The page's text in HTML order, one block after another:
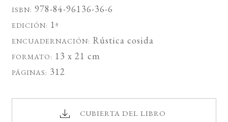
ISBN: 978-84-96136-36-6
EDICIÓN: 1ª
ENCUADERNACIÓN: Rústica cosida
FORMATO: 13 x 21 cm
PÁGINAS: 312
CUBIERTA DEL LIBRO